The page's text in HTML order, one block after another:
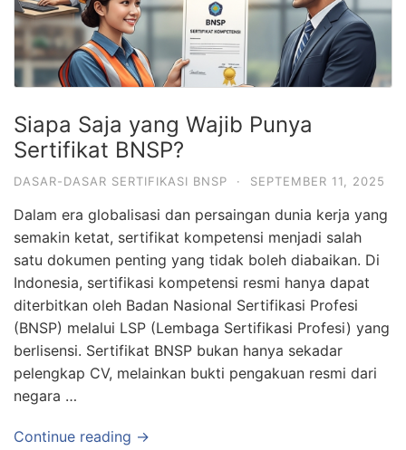
Siapa Saja yang Wajib Punya
Sertifikat BNSP?
DASAR-DASAR SERTIFIKASI BNSP · SEPTEMBER 11, 2025
Dalam era globalisasi dan persaingan dunia kerja yang
semakin ketat, sertifikat kompetensi menjadi salah
satu dokumen penting yang tidak boleh diabaikan. Di
Indonesia, sertifikasi kompetensi resmi hanya dapat
diterbitkan oleh Badan Nasional Sertifikasi Profesi
(BNSP) melalui LSP (Lembaga Sertifikasi Profesi) yang
berlisensi. Sertifikat BNSP bukan hanya sekadar
pelengkap CV, melainkan bukti pengakuan resmi dari
negara …
Continue reading →